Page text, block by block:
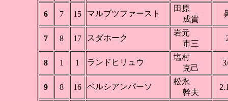
6 7 15 マルブツファースト
田原
成貴
7 8 17 スダホーク
岩元
市三
8 1 1 ランドヒリュウ
塩村
克己
9 8 16 ペルシアンパーソ
松永
幹夫